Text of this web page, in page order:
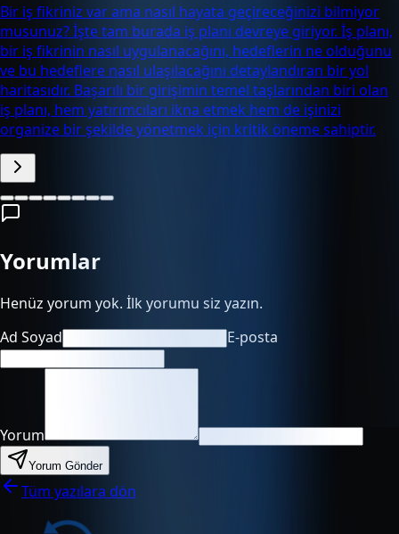
Bir iş fikriniz var ama nasıl hayata geçireceğinizi bilmiyor
musunuz? İşte tam burada iş planı devreye giriyor. İş planı,
bir iş fikrinin nasıl uygulanacağını, hedeflerin ne olduğunu
ve bu hedeflere nasıl ulaşılacağını detaylandıran bir yol
haritasıdır. Başarılı bir girişimin temel taşlarından biri olan
iş planı, hem yatırımcıları ikna etmek hem de işinizi
organize bir şekilde yönetmek için kritik öneme sahiptir.
Yorumlar
Henüz yorum yok. İlk yorumu siz yazın.
Ad Soyad
E-posta
Yorum
Yorum Gönder
Tüm yazılara dön